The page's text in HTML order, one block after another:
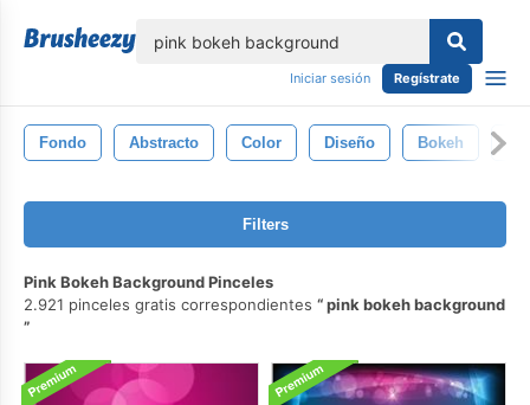
Iniciar sesión Regístrate
Fondo Abstracto Color Diseño Bokeh
Filters
Pink Bokeh Background Pinceles
2.921 pinceles gratis correspondientes
pink bokeh background